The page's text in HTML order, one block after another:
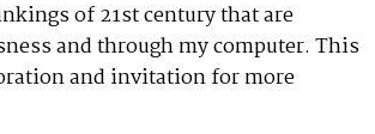
of 21st century that are
and through my computer. This
and invitation for more